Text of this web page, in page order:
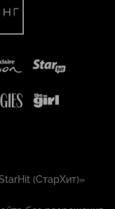
(СтарХит)»